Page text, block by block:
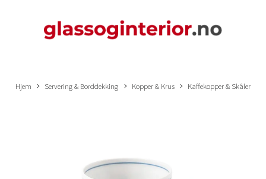
Hjem Servering & Borddekking Kopper & Krus Kaffekopper & Skåler